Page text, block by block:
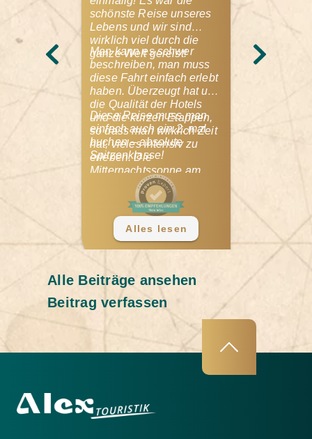
schönste Reise unseres
Lebens und wir sind
wirklich viel durch die
ganze Welt gereist!
Man kann es schwer
beschreiben, man muss
diese Fahrt einfach erlebt
haben. Überzeugt hat uns
die Qualität der Hotels
und die kurzen Etappen,
so dass man wirklich Zeit
hat, vieles intensiv zu
erleben. Die
Mitternachtssonne am
Nordkap, Rentiere vorm
Hoteleingang,
Traumstraßen auf den
Lofoten und die
einzigatige Straße Rv17.
Diese Reise muss man
einfach auch ein 2. mal
buchen – absolute
Spitzenklasse!
Alles lesen
immer für
Reise
weitere
Alle Beiträge ansehen
Beitrag verfassen